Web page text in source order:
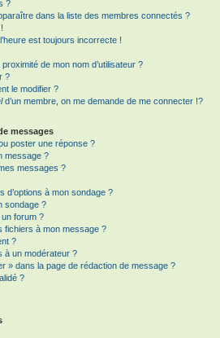
?
dans la liste des membres connectés ?
est toujours incorrecte !
de mon nom d’utilisateur ?
?
le modifier ?
d’un membre, on me demande de me connecter !?
messages
poster une réponse ?
message ?
messages ?
d’options à mon sondage ?
sondage ?
forum ?
fichiers à mon message ?
?
à un modérateur ?
» dans la page de rédaction de message ?
?